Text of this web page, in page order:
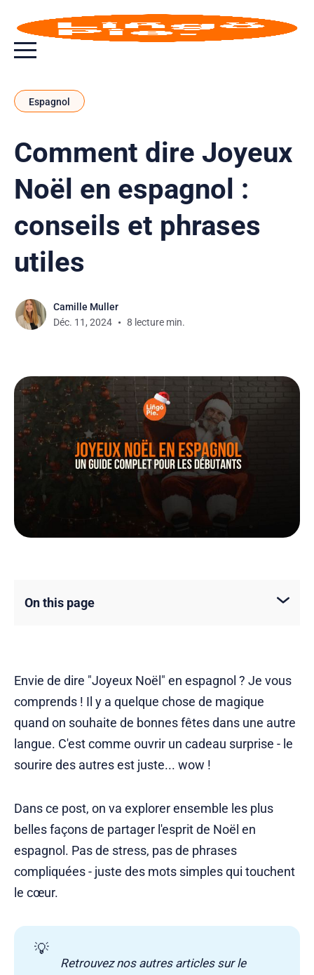
Bouton bascule de menu
Espagnol
Comment dire Joyeux
Noël en espagnol :
conseils et phrases
utiles
Camille Muller
Déc. 11, 2024
8 lecture min.
On this page
Envie de dire "Joyeux Noël" en espagnol ? Je vous
comprends ! Il y a quelque chose de magique
quand on souhaite de bonnes fêtes dans une autre
langue. C'est comme ouvrir un cadeau surprise - le
sourire des autres est juste... wow !
Dans ce post, on va explorer ensemble les plus
belles façons de partager l'esprit de Noël en
espagnol. Pas de stress, pas de phrases
compliquées - juste des mots simples qui touchent
le cœur.
💡
Retrouvez nos autres articles sur le